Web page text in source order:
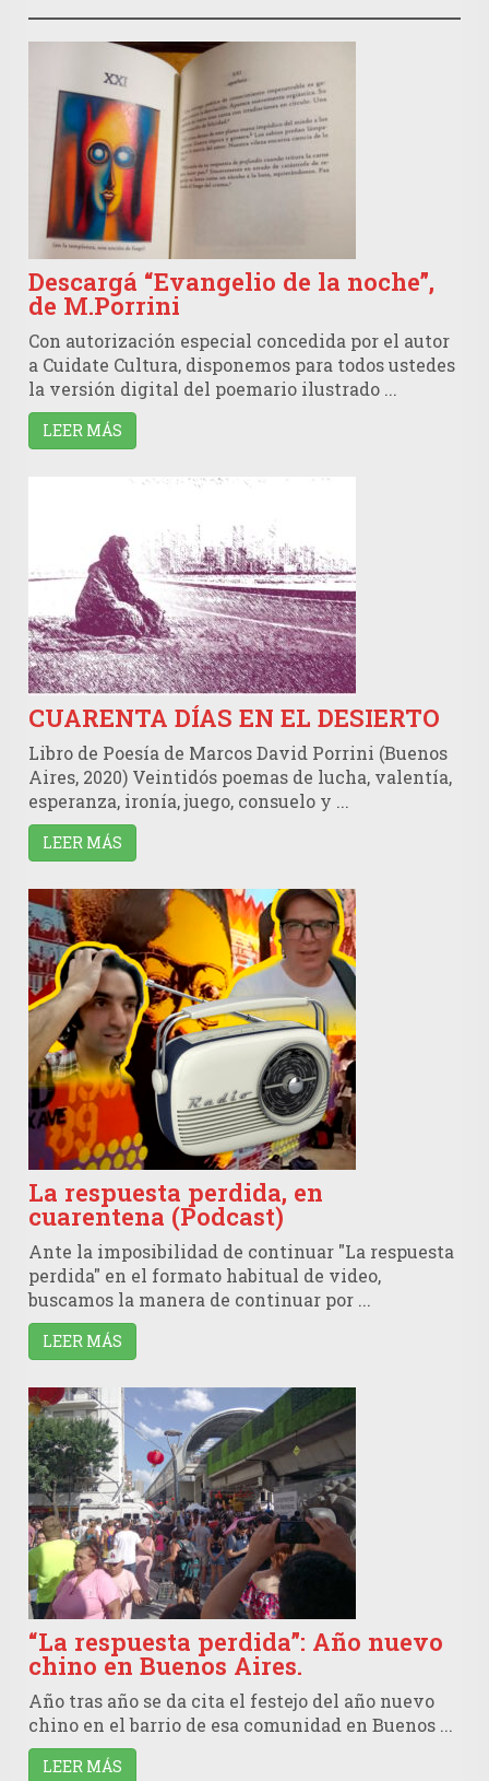
Descargá “Evangelio de la noche”,
de M.Porrini
Con autorización especial concedida por el autor
a Cuidate Cultura, disponemos para todos ustedes
la versión digital del poemario ilustrado ...
LEER MÁS
CUARENTA DÍAS EN EL DESIERTO
Libro de Poesía de Marcos David Porrini (Buenos
Aires, 2020) Veintidós poemas de lucha, valentía,
esperanza, ironía, juego, consuelo y ...
LEER MÁS
La respuesta perdida, en
cuarentena (Podcast)
Ante la imposibilidad de continuar "La respuesta
perdida" en el formato habitual de video,
buscamos la manera de continuar por ...
LEER MÁS
“La respuesta perdida”: Año nuevo
chino en Buenos Aires.
Año tras año se da cita el festejo del año nuevo
chino en el barrio de esa comunidad en Buenos ...
LEER MÁS